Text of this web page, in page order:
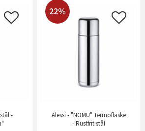
-
22%
Alessi - "NOMU" Termoflaske
- Rustfrit stål